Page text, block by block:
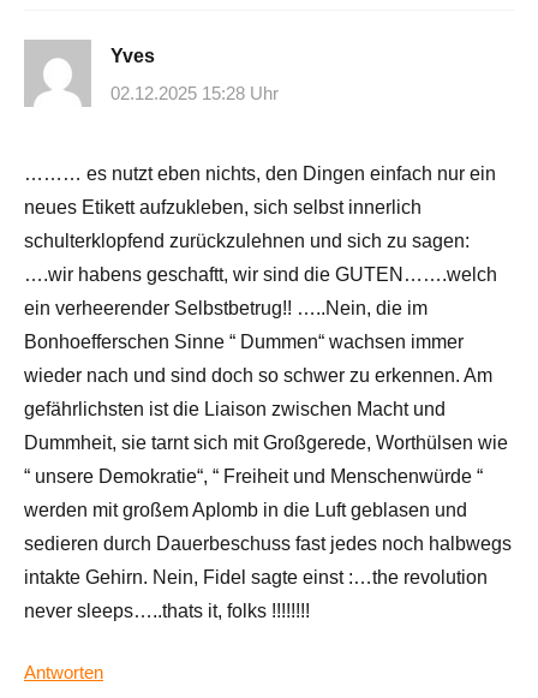
Yves
02.12.2025 15:28 Uhr
……… es nutzt eben nichts, den Dingen einfach nur ein
neues Etikett aufzukleben, sich selbst innerlich
schulterklopfend zurückzulehnen und sich zu sagen:
….wir habens geschaftt, wir sind die GUTEN…….welch
ein verheerender Selbstbetrug!! …..Nein, die im
Bonhoefferschen Sinne “ Dummen“ wachsen immer
wieder nach und sind doch so schwer zu erkennen. Am
gefährlichsten ist die Liaison zwischen Macht und
Dummheit, sie tarnt sich mit Großgerede, Worthülsen wie
“ unsere Demokratie“, “ Freiheit und Menschenwürde “
werden mit großem Aplomb in die Luft geblasen und
sedieren durch Dauerbeschuss fast jedes noch halbwegs
intakte Gehirn. Nein, Fidel sagte einst :…the revolution
never sleeps…..thats it, folks !!!!!!!!
Antworten